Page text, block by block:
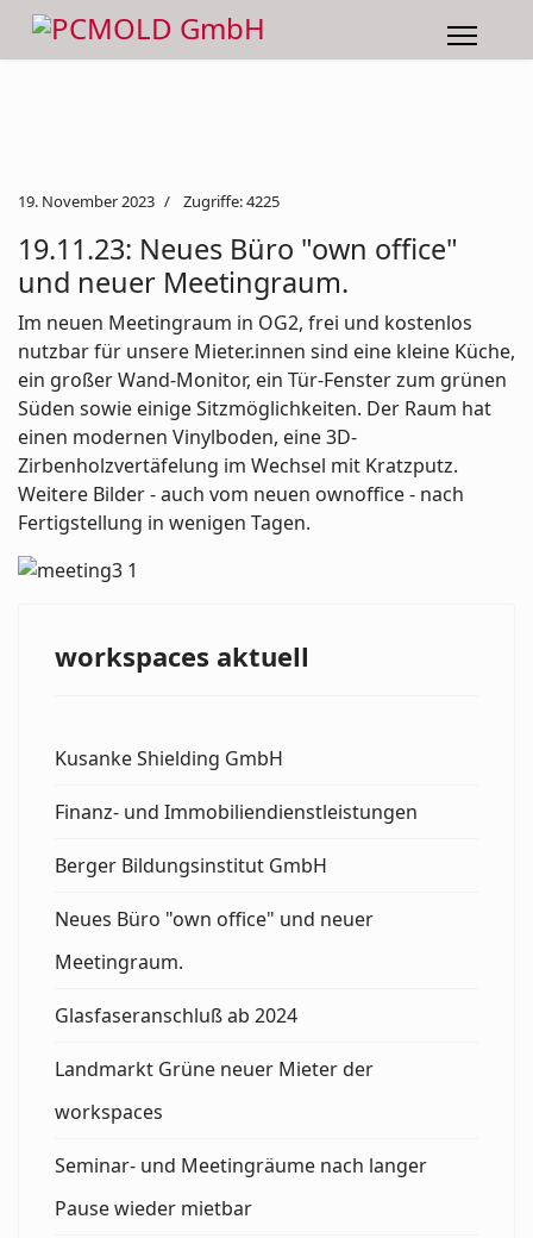
19. November 2023 Zugriffe: 4225
19.11.23: Neues Büro "own office"
und neuer Meetingraum.
Im neuen Meetingraum in OG2, frei und kostenlos
nutzbar für unsere Mieter.innen sind eine kleine Küche,
ein großer Wand-Monitor, ein Tür-Fenster zum grünen
Süden sowie einige Sitzmöglichkeiten. Der Raum hat
einen modernen Vinylboden, eine 3D-
Zirbenholzvertäfelung im Wechsel mit Kratzputz.
Weitere Bilder - auch vom neuen ownoffice - nach
Fertigstellung in wenigen Tagen.
workspaces aktuell
Kusanke Shielding GmbH
Finanz- und Immobiliendienstleistungen
Berger Bildungsinstitut GmbH
Neues Büro "own office" und neuer
Meetingraum.
Glasfaseranschluß ab 2024
Landmarkt Grüne neuer Mieter der
workspaces
Seminar- und Meetingräume nach langer
Pause wieder mietbar